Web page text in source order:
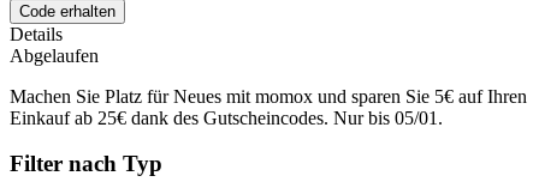
Code erhalten
Details
Abgelaufen
Machen Sie Platz für Neues mit momox und sparen Sie 5€ auf Ihren
Einkauf ab 25€ dank des Gutscheincodes. Nur bis 05/01.
Filter nach Typ